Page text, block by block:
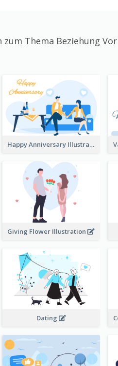
Thema Beziehung
Happy Anniversary Illustration
Giving Flower Illustration
Dating